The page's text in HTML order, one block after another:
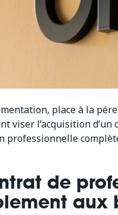
place à la
viser l’acquisition
professionnelle
de
aux